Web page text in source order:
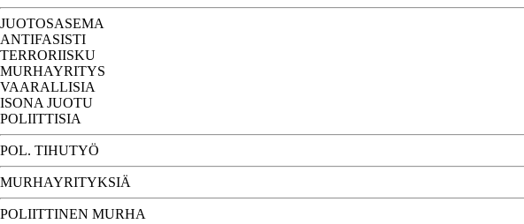
JUOTOSASEMA
ANTIFASISTI
TERRORIISKU
MURHAYRITYS
VAARALLISIA
ISONA JUOTU
POLIITTISIA
POL. TIHUTYÖ
MURHAYRITYKSIÄ
POLIITTINEN MURHA